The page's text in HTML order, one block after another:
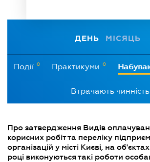
ДЕНЬ МІСЯЦЬ
Події 0 Практикуми 0
Втрачають чинність
Про затвердження Видів
корисних робіт та переліку
організацій у місті Києві, на
році виконуються такі роботи